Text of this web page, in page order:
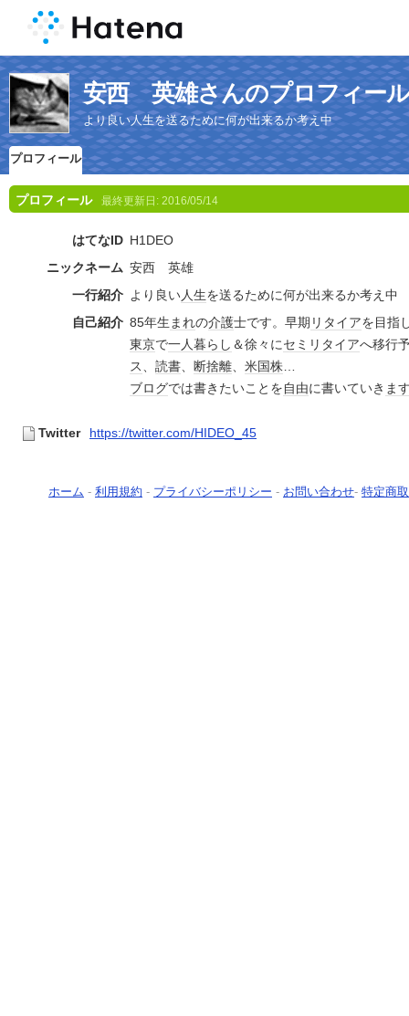
安西 英雄さんのプロフィール
より良い人生を送るために何が出来るか考え中
プロフィール
プロフィール 最終更新日: 2016/05/14
はてなID H1DEO
ニックネーム 安西 英雄
一行紹介 より良い人生を送るために何が出来るか考え中
自己紹介 85年生まれの介護士です。早期 リタイアを目指
東京で一人暮らし ＆徐々にセミリタイアへ移行
ス、 読書、 断捨離、 米国株…
ブログでは書きたいことを自由に書いていき ま
Twitter https://twitter.com/HIDEO_45
ホーム - 利用規約 - プライバシーポリシー - お問い合わせ- 特定商